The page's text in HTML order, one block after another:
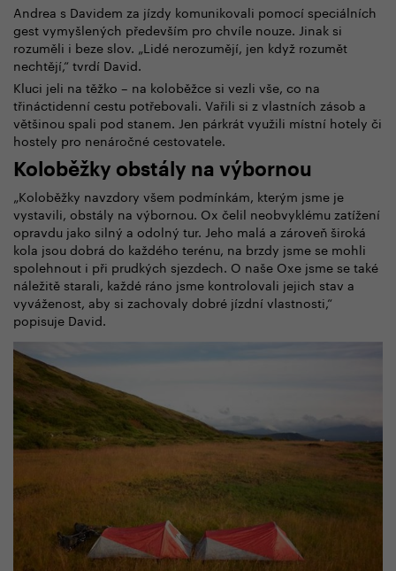
Andrea s Davidem za jízdy komunikovali pomocí speciálních
gest vymyšlených především pro chvíle nouze. Jinak si
rozuměli i beze slov. „Lidé nerozumějí, jen když rozumět
nechtějí,“ tvrdí David.
Kluci jeli na těžko – na koloběžce si vezli vše, co na
třináctidenní cestu potřebovali. Vařili si z vlastních zásob a
většinou spali pod stanem. Jen párkrát využili místní hotely či
hostely pro nenáročné cestovatele.
Koloběžky obstály na výbornou
„Koloběžky navzdory všem podmínkám, kterým jsme je
vystavili, obstály na výbornou. Ox čelil neobvyklému zatížení
opravdu jako silný a odolný tur. Jeho malá a zároveň široká
kola jsou dobrá do každého terénu, na brzdy jsme se mohli
spolehnout i při prudkých sjezdech. O naše Oxe jsme se také
náležitě starali, každé ráno jsme kontrolovali jejich stav a
vyváženost, aby si zachovaly dobré jízdní vlastnosti,“
popisuje David.